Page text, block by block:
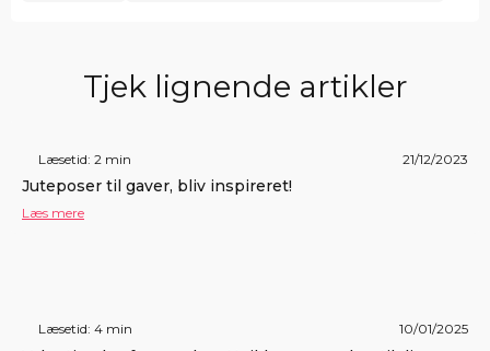
Tjek lignende artikler
Læsetid: 2 min 21/12/2023
Juteposer til gaver, bliv inspireret!
Læs mere
Læsetid: 4 min 10/01/2025